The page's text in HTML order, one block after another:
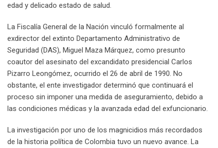
edad y delicado estado de salud.
La Fiscalía General de la Nación vinculó formalmente al
exdirector del extinto Departamento Administrativo de
Seguridad (DAS), Miguel Maza Márquez, como presunto
coautor del asesinato del excandidato presidencial Carlos
Pizarro Leongómez, ocurrido el 26 de abril de 1990. No
obstante, el ente investigador determinó que continuará el
proceso sin imponer una medida de aseguramiento, debido a
las condiciones médicas y la avanzada edad del exfuncionario.
La investigación por uno de los magnicidios más recordados
de la historia política de Colombia tuvo un nuevo avance. La